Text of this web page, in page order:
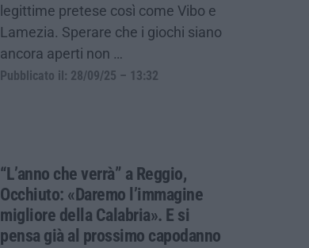
legittime pretese così come Vibo e
Lamezia. Sperare che i giochi siano
ancora aperti non …
Pubblicato il: 28/09/25 – 13:32
“L’anno che verrà” a Reggio,
Occhiuto: «Daremo l’immagine
migliore della Calabria». E si
pensa già al prossimo capodanno